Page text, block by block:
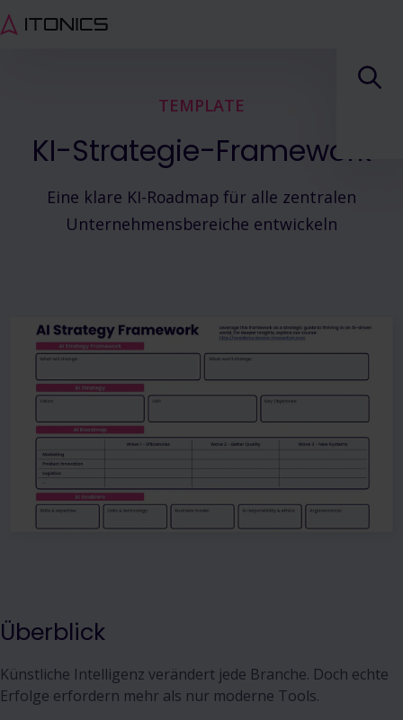
TEMPLATE
KI-Strategie-Framework
Eine klare KI-Roadmap für alle zentralen
Unternehmensbereiche entwickeln
Überblick
Künstliche Intelligenz verändert jede Branche. Doch echte
Erfolge erfordern mehr als nur moderne Tools.